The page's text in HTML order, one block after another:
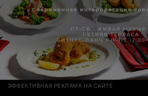
ЭФФЕКТИВНАЯ РЕКЛАМА НА САЙТЕ